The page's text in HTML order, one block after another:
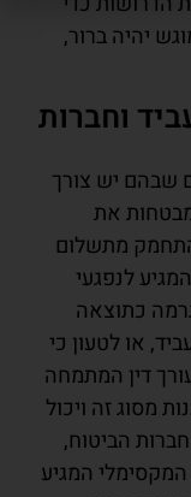
יהיה ברור,
וחברות
שבהם יש צורך
את
מתשלום
לנפגעי
כתוצאה
או לטעון כי
דין המתמחה
מסוג זה ויכול
הביטוח,
המגיע